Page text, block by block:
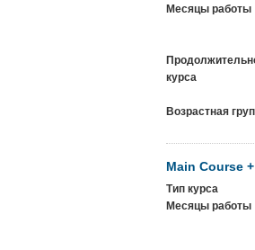
Месяцы работы
курса
Возрастная
Main Course +
Тип курса
Месяцы работы